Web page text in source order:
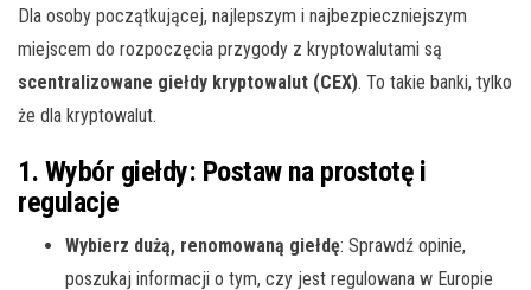
Dla osoby początkującej, najlepszym i najbezpieczniejszym
miejscem do rozpoczęcia przygody z kryptowalutami są
scentralizowane giełdy kryptowalut (CEX). To takie banki, tylko
że dla kryptowalut.
1. Wybór giełdy: Postaw na prostotę i
regulacje
Wybierz dużą, renomowaną giełdę: Sprawdź opinie,
poszukaj informacji o tym, czy jest regulowana w Europie